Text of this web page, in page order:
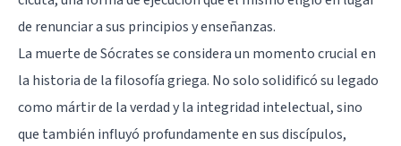
de renunciar a sus principios y enseñanzas.
La muerte de Sócrates se considera un momento crucial en
la historia de la filosofía griega. No solo solidificó su legado
como mártir de la verdad y la integridad intelectual, sino
que también influyó profundamente en sus discípulos,